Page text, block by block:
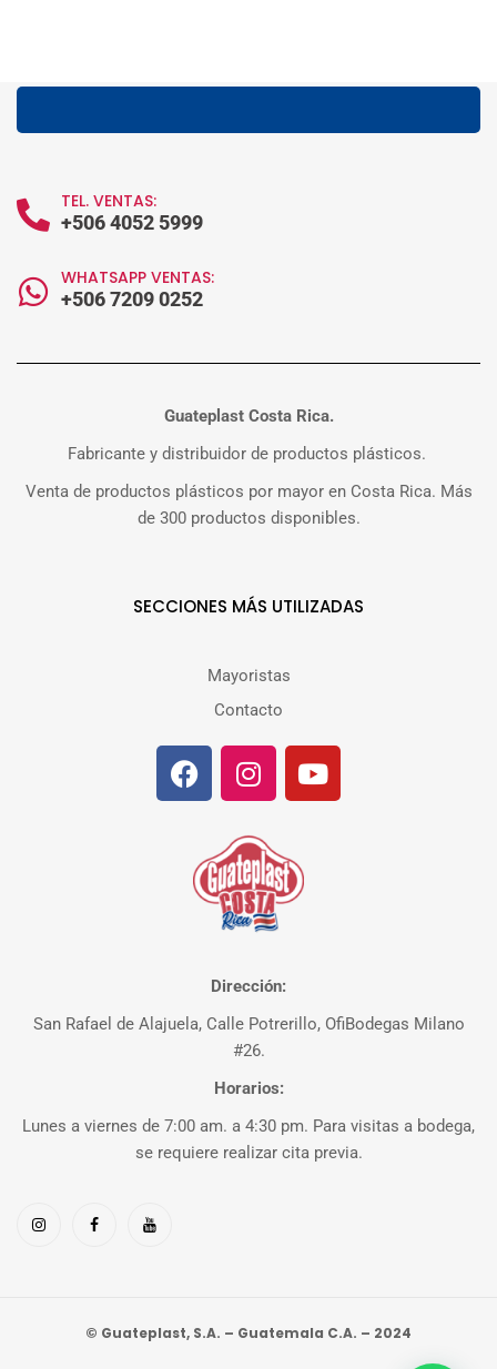
TEL. VENTAS:
+506 4052 5999
WHATSAPP VENTAS:
+506 7209 0252
Guateplast Costa Rica.
Fabricante y distribuidor de productos plásticos.
Venta de productos plásticos por mayor en Costa Rica. Más
de 300 productos disponibles.
SECCIONES MÁS UTILIZADAS
Mayoristas
Contacto
Dirección:
San Rafael de Alajuela, Calle Potrerillo, OfiBodegas Milano
#26.
Horarios:
Lunes a viernes de 7:00 am. a 4:30 pm. Para visitas a bodega,
se requiere realizar cita previa.
© Guateplast, S.A. – Guatemala C.A. – 2024